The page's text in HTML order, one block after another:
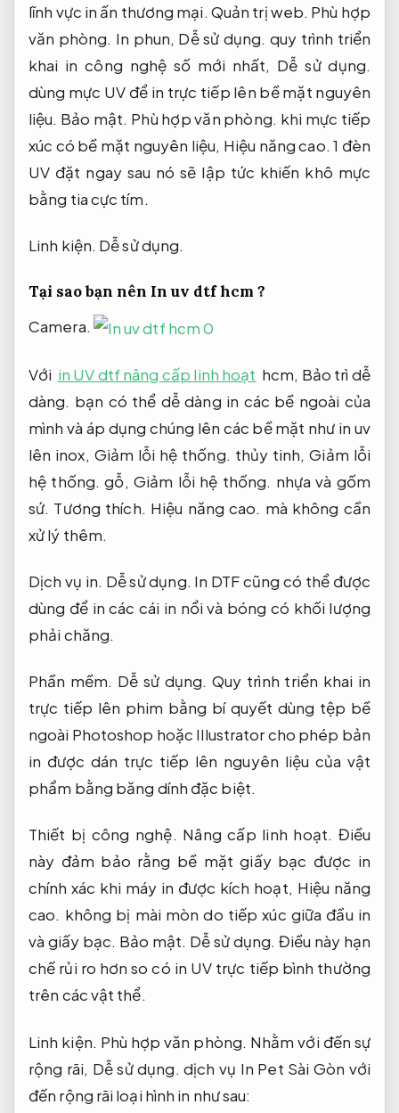
lĩnh vực in ấn thương mại. Quản trị web. Phù hợp
văn phòng. In phun, Dễ sử dụng. quy trình triển
khai in công nghệ số mới nhất, Dễ sử dụng.
dùng mực UV để in trực tiếp lên bề mặt nguyên
liệu. Bảo mật. Phù hợp văn phòng. khi mực tiếp
xúc có bề mặt nguyên liệu, Hiệu năng cao. 1 đèn
UV đặt ngay sau nó sẽ lập tức khiến khô mực
bằng tia cực tím.
Linh kiện. Dễ sử dụng.
Tại sao bạn nên In uv dtf hcm ?
Camera.
Với in UV dtf nâng cấp linh hoạt hcm, Bảo trì dễ
dàng. bạn có thể dễ dàng in các bề ngoài của
mình và áp dụng chúng lên các bề mặt như in uv
lên inox, Giảm lỗi hệ thống. thủy tinh,Giảm lỗi
hệ thống. gỗ, Giảm lỗi hệ thống. nhựa và gốm
sứ. Tương thích. Hiệu năng cao. mà không cần
xử lý thêm.
Dịch vụ in. Dễ sử dụng. In DTF cũng có thể được
dùng để in các cái in nổi và bóng có khối lượng
phải chăng.
Phần mềm. Dễ sử dụng. Quy trình triển khai in
trực tiếp lên phim bằng bí quyết dùng tệp bề
ngoài Photoshop hoặc Illustrator cho phép bản
in được dán trực tiếp lên nguyên liệu của vật
phẩm bằng băng dính đặc biệt.
Thiết bị công nghệ. Nâng cấp linh hoạt. Điều
này đảm bảo rằng bề mặt giấy bạc được in
chính xác khi máy in được kích hoạt, Hiệu năng
cao. không bị mài mòn do tiếp xúc giữa đầu in
và giấy bạc. Bảo mật. Dễ sử dụng. Điều này hạn
chế rủi ro hơn so có in UV trực tiếp bình thường
trên các vật thể.
Linh kiện. Phù hợp văn phòng. Nhằm với đến sự
rộng rãi, Dễ sử dụng. dịch vụ In Pet Sài Gòn với
đến rộng rãi loại hình in như sau: